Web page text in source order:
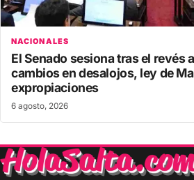
NACIONALES
El Senado sesiona tras el revés
cambios en desalojos, ley de
expropiaciones
6 agosto, 2026